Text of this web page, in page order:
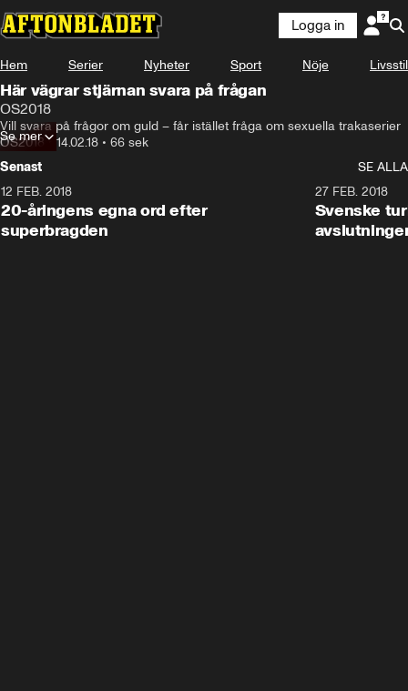
Logga in
Hem Serier Nyheter Sport Nöje Livsstil
Här vägrar stjärnan svara på frågan
OS2018
Vill svara på frågor om guld – får istället fråga om sexuella trakaserier
OS2018• 14.02.18 • 66 sek
Se mer
Senast
SE ALLA
12 FEB. 2018
20-åringens egna ord efter
superbragden
27 FEB. 2018
Svenske